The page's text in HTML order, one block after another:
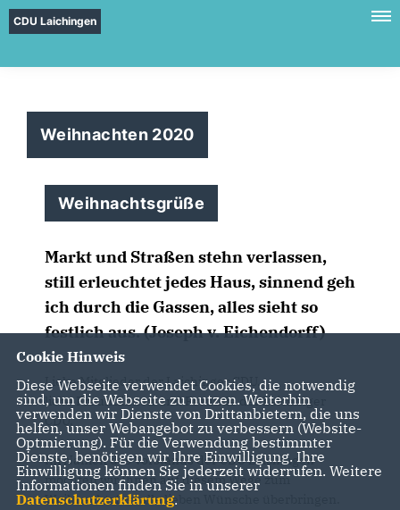
CDU Laichingen
Weihnachten 2020
Weihnachtsgrüße
Markt und Straßen stehn verlassen,
still erleuchtet jedes Haus, sinnend geh
ich durch die Gassen, alles sieht so
festlich aus. (Joseph v. Eichendorff)
Liebe Mitglieder der Laichinger CDU,
liebe Freundinnen und Freunde der Laichinger
CDU,
Im Namen des Vorstands der CDU Laichingen
möchten wir Ihnen auf diesem Wege zum
Weihnachtsfest alle lieben Wünsche überbringen.
Cookie Hinweis
Diese Webseite verwendet Cookies, die notwendig
sind, um die Webseite zu nutzen. Weiterhin
verwenden wir Dienste von Drittanbietern, die uns
helfen, unser Webangebot zu verbessern (Website-
Optmierung). Für die Verwendung bestimmter
Dienste, benötigen wir Ihre Einwilligung. Ihre
Einwilligung können Sie jederzeit widerrufen. Weitere
Informationen finden Sie in unserer
Datenschutzerklärung.